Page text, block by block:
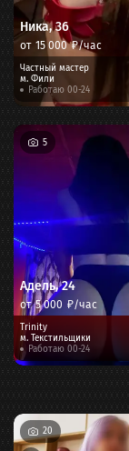
Ника,36
от 15 000₽/час
Частный мастер
м. Фили
Работаю 00-24
Адель,24
от5 000 ₽/час
Trinity
м. Текстильщики
Работаю 00-24
5
20